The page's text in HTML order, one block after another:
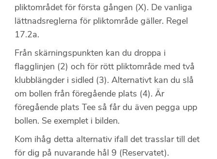
pliktområdet för första gången (X). De vanliga
lättnadsreglerna för pliktområde gäller. Regel
17.2a.
Från skärningspunkten kan du droppa i
flagglinjen (2) och för rött pliktområde med två
klubblängder i sidled (3). Alternativt kan du slå
om bollen från föregående plats (4). Är
föregående plats Tee så får du även pegga upp
bollen. Se exemplet i bilden.
Kom ihåg detta alternativ ifall det trasslar till det
för dig på nuvarande hål 9 (Reservatet).